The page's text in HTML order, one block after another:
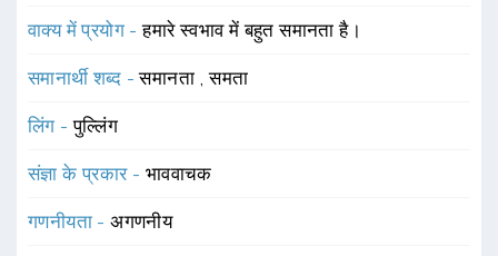
वाक्य में प्रयोग -हमारे स्वभाव में बहुत समानता है।
समानार्थी शब्द -समानता ,समता
लिंग -पुल्लिंग
संज्ञा के प्रकार - भाववाचक
गणनीयता -अगणनीय